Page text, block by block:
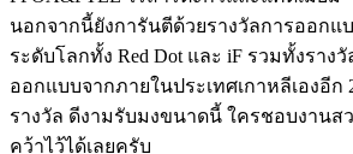
นอกจากนี้ยังการันตีด้วยรางวัลการออกแ
ระดับโลกทั้ง Red Dot และ iF รวมทั้งรางวั
ออกแบบจากภายในประเทศเกาหลีเองอีก
รางวัล ดีงามรับมงขนาดนี้ ใครชอบงานส
คว้าไว้ได้เลยครับ